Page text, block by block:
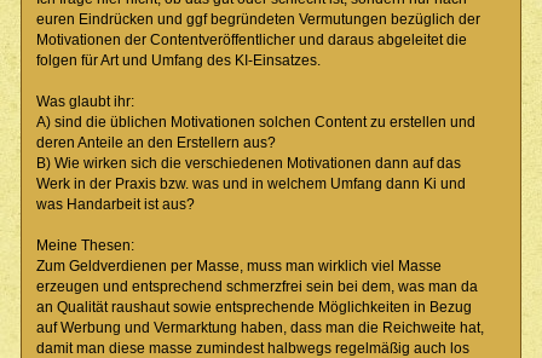
euren Eindrücken und ggf begründeten Vermutungen bezüglich der
Motivationen der Contentveröffentlicher und daraus abgeleitet die
folgen für Art und Umfang des KI-Einsatzes.
Was glaubt ihr:
A) sind die üblichen Motivationen solchen Content zu erstellen und
deren Anteile an den Erstellern aus?
B) Wie wirken sich die verschiedenen Motivationen dann auf das
Werk in der Praxis bzw. was und in welchem Umfang dann Ki und
was Handarbeit ist aus?
Meine Thesen:
Zum Geldverdienen per Masse, muss man wirklich viel Masse
erzeugen und entsprechend schmerzfrei sein bei dem, was man da
an Qualität raushaut sowie entsprechende Möglichkeiten in Bezug
auf Werbung und Vermarktung haben, dass man die Reichweite hat,
damit man diese masse zumindest halbwegs regelmäßig auch los